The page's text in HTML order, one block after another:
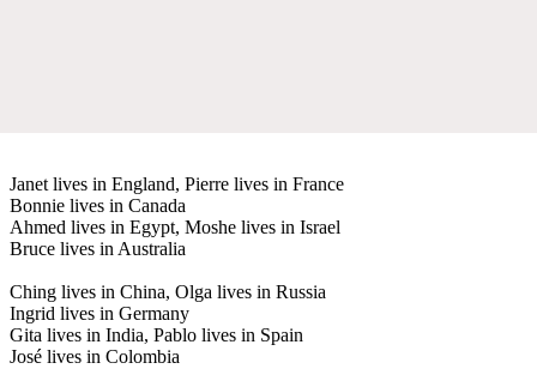
Janet lives in England, Pierre lives in France
Bonnie lives in Canada
Ahmed lives in Egypt, Moshe lives in Israel
Bruce lives in Australia
Ching lives in China, Olga lives in Russia
Ingrid lives in Germany
Gita lives in India, Pablo lives in Spain
José lives in Colombia